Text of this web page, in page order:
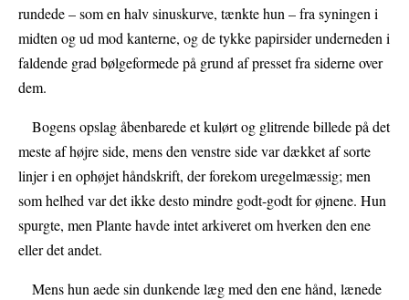
rundede – som en halv sinuskurve, tænkte hun – fra syningen i
midten og ud mod kanterne, og de tykke papirsider underneden i
faldende grad bølgeformede på grund af presset fra siderne over
dem.
Bogens opslag åbenbarede et kulørt og glitrende billede på det
meste af højre side, mens den venstre side var dækket af sorte
linjer i en ophøjet håndskrift, der forekom uregelmæssig; men
som helhed var det ikke desto mindre godt-godt for øjnene. Hun
spurgte, men Plante havde intet arkiveret om hverken den ene
eller det andet.
Mens hun aede sin dunkende læg med den ene hånd, lænede